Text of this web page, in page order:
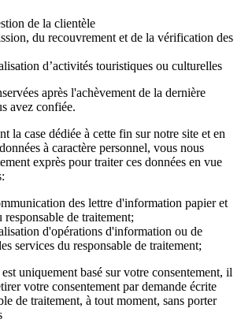
de la clientèle
du recouvrement et de la vérification des
d’activités touristiques ou culturelles
après l'achèvement de la dernière
avez confiée.
la case dédiée à cette fin sur notre site et en
à caractère personnel, vous nous
exprès pour traiter ces données en vue
des lettre d'information papier et
de traitement;
d'opérations d'information ou de
services du responsable de traitement;
uniquement basé sur votre consentement, il
votre consentement par demande écrite
de traitement, à tout moment, sans porter